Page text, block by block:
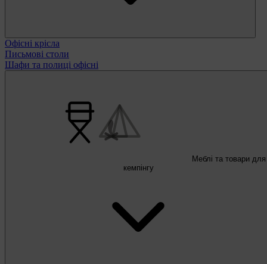
Офісні крісла
Письмові столи
Шафи та полиці офісні
Меблі та товари для
кемпінгу